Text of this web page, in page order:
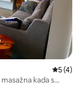
5 (4)
kada s